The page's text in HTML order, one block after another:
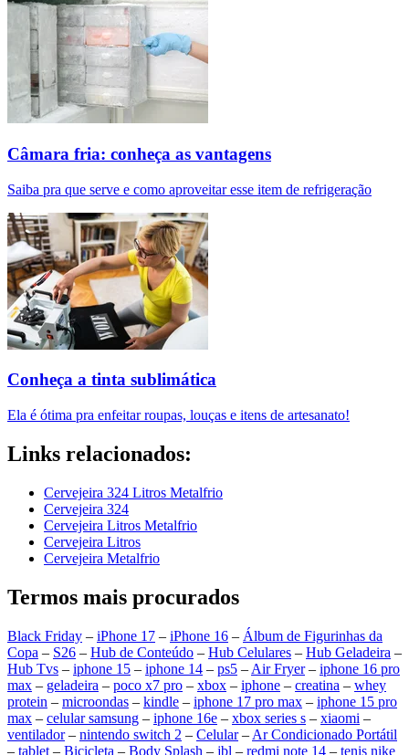
Câmara fria: conheça as vantagens
Saiba pra que serve e como aproveitar esse item de refrigeração
Conheça a tinta sublimática
Ela é ótima pra enfeitar roupas, louças e itens de artesanato!
Links relacionados:
Cervejeira 324 Litros Metalfrio
Cervejeira 324
Cervejeira Litros Metalfrio
Cervejeira Litros
Cervejeira Metalfrio
Termos mais procurados
Black Friday – iPhone 17 – iPhone 16 – Álbum de Figurinhas da
Copa – S26 – Hub de Conteúdo – Hub Celulares – Hub Geladeira –
Hub Tvs – iphone 15 – iphone 14 – ps5 – Air Fryer– iphone 16 pro
max – geladeira – poco x7 pro – xbox – iphone – creatina – whey
protein – microondas – kindle – iphone 17 pro max – iphone 15 pro
max – celular samsung – iphone 16e – xbox series s – xiaomi –
ventilador– nintendo switch 2 – Celular– Ar Condicionado Portátil
– tablet – Bicicleta – Body Splash – jbl – redmi note 14 – tenis nike